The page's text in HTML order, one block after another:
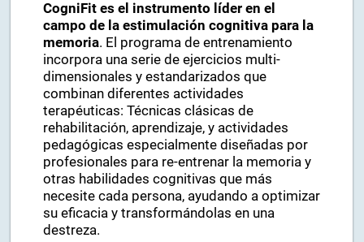
CogniFit es el instrumento líder en el
campo de la estimulación cognitiva para la
memoria. El programa de entrenamiento
incorpora una serie de ejercicios multi-
dimensionales y estandarizados que
combinan diferentes actividades
terapéuticas: Técnicas clásicas de
rehabilitación, aprendizaje, y actividades
pedagógicas especialmente diseñadas por
profesionales para re-entrenar la memoria y
otras habilidades cognitivas que más
necesite cada persona, ayudando a optimizar
su eficacia y transformándolas en una
destreza.